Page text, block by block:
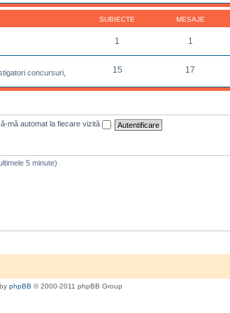
SUBIECTE MESAJE
1 1
concursuri, 15 17
mă automat la fiecare vizită
5 minute)
phpBB © 2000-2011 phpBB Group